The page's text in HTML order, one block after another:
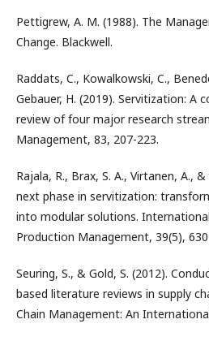
Pettigrew, A. M. (1988). The
Change. Blackwell.
Raddats, C., Kowalkowski, C.,
Gebauer, H. (2019). Servitization: A
review of four major research
Management, 83, 207-223.
Rajala, R., Brax, S. A., Virtanen, A.,
next phase in servitization:
into modular solutions.
Production Management, 39(5),
Seuring, S., & Gold, S. (2012).
based literature reviews in supply
Chain Management: An